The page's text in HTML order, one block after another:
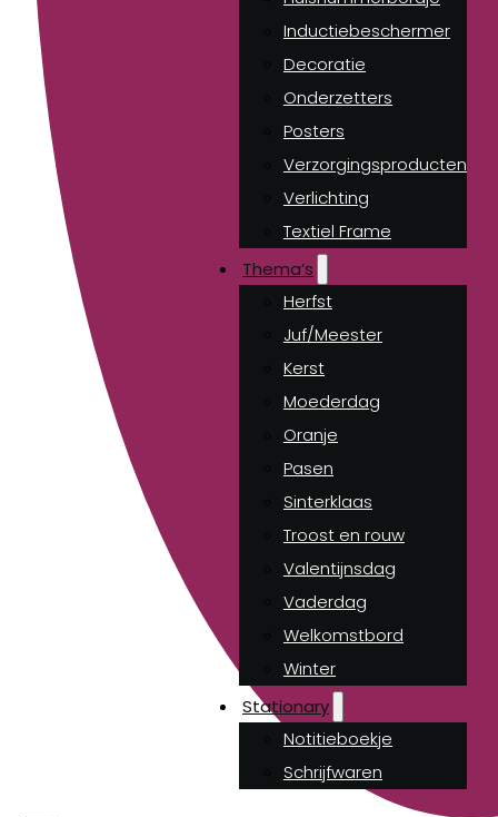
Inductiebeschermer
Decoratie
Onderzetters
Posters
Verzorgingsproducten
Verlichting
Textiel Frame
Thema’s
Herfst
Juf/Meester
Kerst
Moederdag
Oranje
Pasen
Sinterklaas
Troost en rouw
Valentijnsdag
Vaderdag
Welkomstbord
Winter
Stationary
Notitieboekje
Schrijfwaren